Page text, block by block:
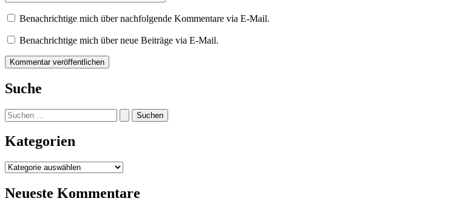
Benachrichtige mich über nachfolgende Kommentare via E-Mail.
Benachrichtige mich über neue Beiträge via E-Mail.
Suche
Suchen
nach:
Kategorien
Kategorien
Neueste Kommentare